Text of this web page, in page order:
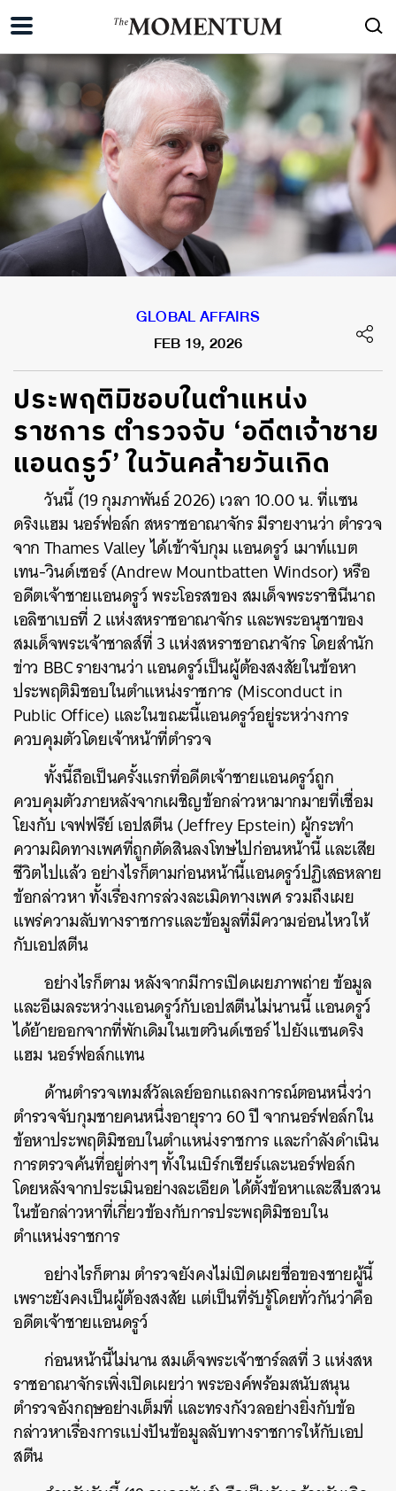
GLOBAL AFFAIRS
FEB 19, 2026
ประพฤติมิชอบในตำแหน่ง
ราชการ ตำรวจจับ ‘อดีตเจ้าชาย
แอนดรูว์’ ในวันคล้ายวันเกิด
วันนี้ (19 กุมภาพันธ์ 2026) เวลา 10.00 น. ที่แซน
ดริงแฮม นอร์ฟอล์ก สหราชอาณาจักร มีรายงานว่า ตำรวจ
จาก Thames Valley ได้เข้าจับกุม แอนดรูว์ เมาท์แบต
เทน-วินด์เซอร์ (Andrew Mountbatten Windsor) หรือ
อดีตเจ้าชายแอนดรูว์ พระโอรสของ สมเด็จพระราชินีนาถ
เอลิซาเบธที่ 2 แห่งสหราชอาณาจักร และพระอนุชาของ
สมเด็จพระเจ้าชาลส์ที่ 3 แห่งสหราชอาณาจักร โดยสำนัก
ข่าว BBC รายงานว่า แอนดรูว์เป็นผู้ต้องสงสัยในข้อหา
ประพฤติมิชอบในตำแหน่งราชการ (Misconduct in
Public Office) และในขณะนี้แอนดรูว์อยู่ระหว่างการ
ควบคุมตัวโดยเจ้าหน้าที่ตำรวจ
ทั้งนี้ถือเป็นครั้งแรกที่อดีตเจ้าชายแอนดรูว์ถูก
ควบคุมตัวภายหลังจากเผชิญข้อกล่าวหามากมายที่เชื่อม
โยงกับ เจฟฟรีย์ เอปสตีน (Jeffrey Epstein) ผู้กระทำ
ความผิดทางเพศที่ถูกตัดสินลงโทษไปก่อนหน้านี้ และเสีย
ชีวิตไปแล้ว อย่างไรก็ตามก่อนหน้านี้แอนดรูว์ปฏิเสธหลาย
ข้อกล่าวหา ทั้งเรื่องการล่วงละเมิดทางเพศ รวมถึงเผย
แพร่ความลับทางราชการและข้อมูลที่มีความอ่อนไหวให้
กับเอปสตีน
อย่างไรก็ตาม หลังจากมีการเปิดเผยภาพถ่าย ข้อมูล
และอีเมลระหว่างแอนดรูว์กับเอปสตีนไม่นานนี้ แอนดรูว์
ได้ย้ายออกจากที่พักเดิมในเขตวินด์เซอร์ ไปยังแซนดริง
แฮม นอร์ฟอล์กแทน
ด้านตำรวจเทมส์วัลเลย์ออกแถลงการณ์ตอนหนึ่งว่า
ตำรวจจับกุมชายคนหนึ่งอายุราว 60 ปี จากนอร์ฟอล์กใน
ข้อหาประพฤติมิชอบในตำแหน่งราชการ และกำลังดำเนิน
การตรวจค้นที่อยู่ต่างๆ ทั้งในเบิร์กเชียร์และนอร์ฟอล์ก
โดยหลังจากประเมินอย่างละเอียด ได้ตั้งข้อหาและสืบสวน
ในข้อกล่าวหาที่เกี่ยวข้องกับการประพฤติมิชอบใน
ตำแหน่งราชการ
อย่างไรก็ตาม ตำรวจยังคงไม่เปิดเผยชื่อของชายผู้นี้
เพราะยังคงเป็นผู้ต้องสงสัย แต่เป็นที่รับรู้โดยทั่วกันว่าคือ
อดีตเจ้าชายแอนดรูว์
ก่อนหน้านี้ไม่นาน สมเด็จพระเจ้าชาร์ลสที่ 3 แห่งสห
ราชอาณาจักรเพิ่งเปิดเผยว่า พระองค์พร้อมสนับสนุน
ตำรวจอังกฤษอย่างเต็มที่ และทรงกังวลอย่างยิ่งกับข้อ
กล่าวหาเรื่องการแบ่งปันข้อมูลลับทางราชการให้กับเอป
สตีน
SHARE LINE EMAIL